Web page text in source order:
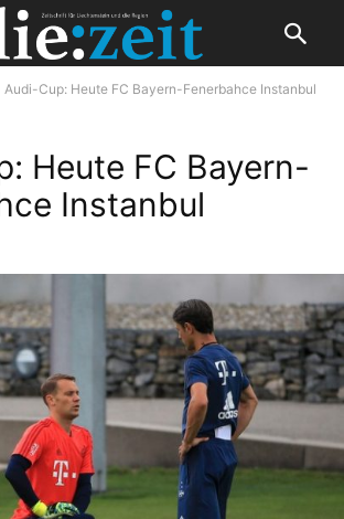
Audi-Cup: Heute FC Bayern-Fenerbahce Instanbul
Heute FC Bayern-
Instanbul